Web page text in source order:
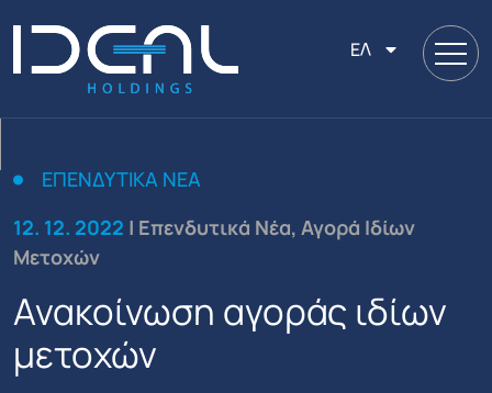
ΕΛ
ΕΠΕΝΔΥΤΙΚΆ ΝΈΑ
12. 12. 2022 | Επενδυτικά Νέα, Αγορά Ιδίων
Μετοχών
Ανακοίνωση αγοράς ιδίων
μετοχών